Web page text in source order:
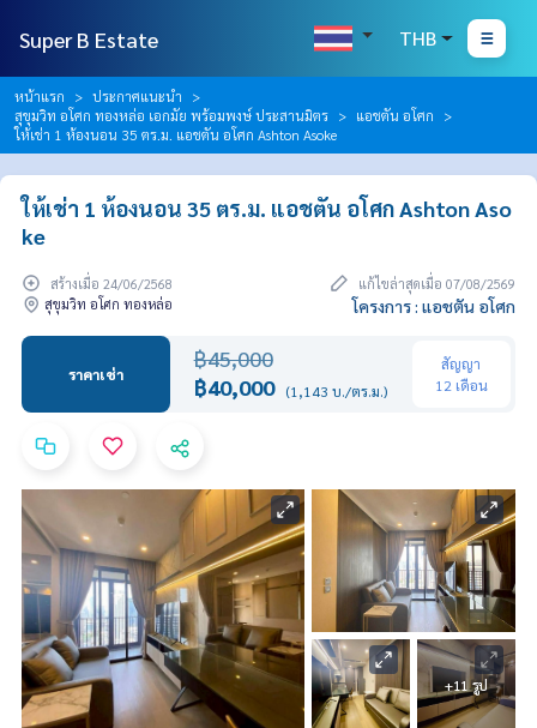
Super B Estate THB
หน้าแรก
ประกาศแนะนำ
สุขุมวิท อโศก ทองหล่อ เอกมัย พร้อมพงษ์ ประสานมิตร
แอชตัน อโศก
ให้เช่า 1 ห้องนอน 35 ตร.ม. แอชตัน อโศก Ashton Asoke
ให้เช่า 1 ห้องนอน 35 ตร.ม. แอชตัน อโศก Ashton Aso
ke
สร้างเมื่อ 24/06/2568
แก้ไขล่าสุดเมื่อ 07/08/2569
สุขุมวิท อโศก ทองหล่อ
โครงการ : แอชตัน อโศก
ราคาเช่า
฿45,000
฿40,000 (1,143 บ./ตร.ม.)
สัญญา
12 เดือน
+11 รูป